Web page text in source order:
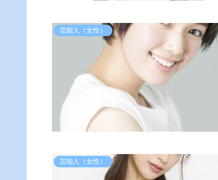
芸能人（女性）
芸能人（女性）